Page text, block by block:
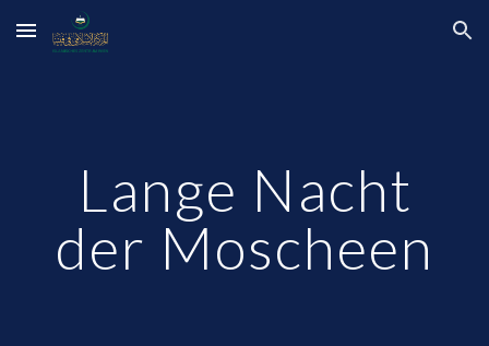
Skip to main content Skip to navigation
Lange Nacht
der Moscheen